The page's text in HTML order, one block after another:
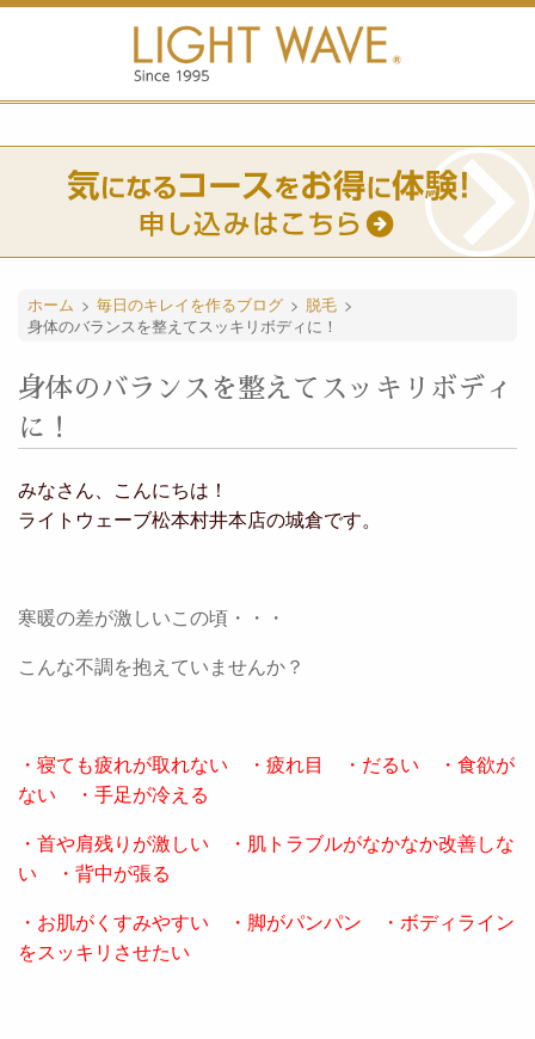
ホーム > 毎日のキレイを作るブログ > 脱毛 >
身体のバランスを整えてスッキリボディに！
身体のバランスを整えてスッキリボディ
に！
みなさん、こんにちは！
ライトウェーブ松本村井本店の城倉です。
寒暖の差が激しいこの頃・・・
こんな不調を抱えていませんか？
・寝ても疲れが取れない ・疲れ目 ・だるい ・食欲が
ない ・手足が冷える
・首や肩残りが激しい ・肌トラブルがなかなか改善しな
い ・背中が張る
・お肌がくすみやすい ・脚がパンパン ・ボディライン
をスッキリさせたい